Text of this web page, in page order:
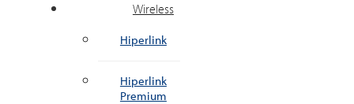
Wireless
Hiperlink
Hiperlink
Premium